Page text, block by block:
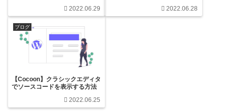
2022.06.29
2022.06.28
ブログ
【Cocoon】クラシックエディタ
でソースコードを表示する方法
2022.06.25